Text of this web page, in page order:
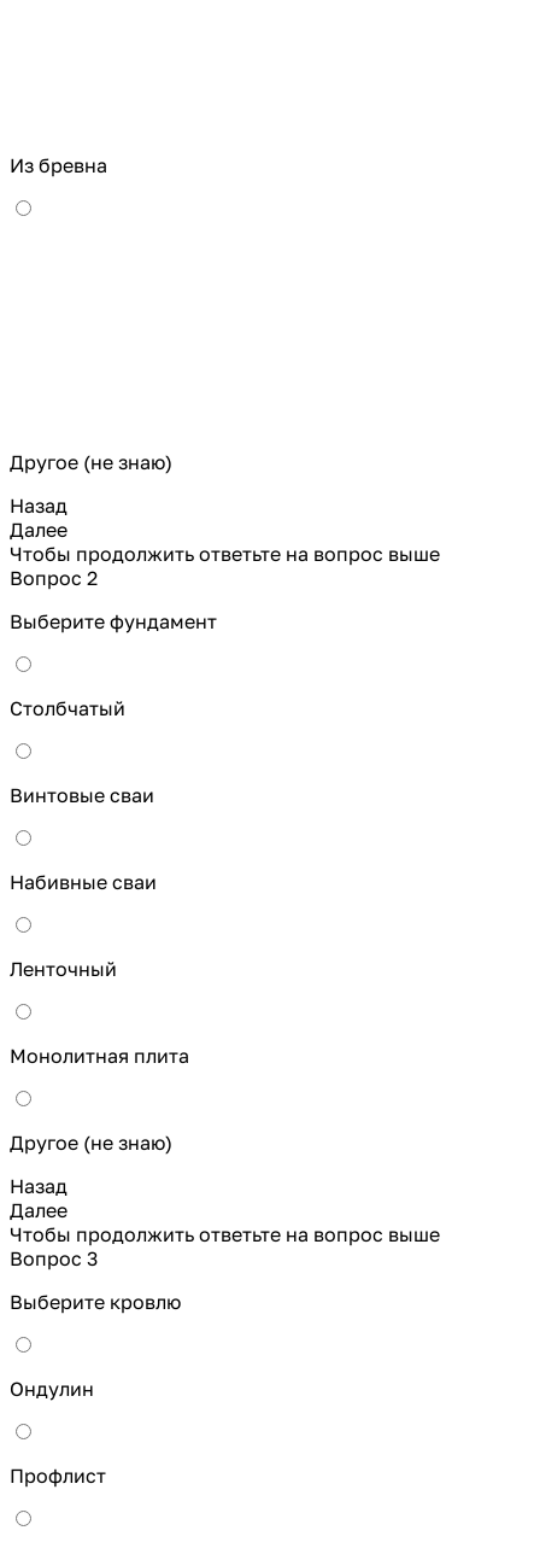
Из бревна
Другое (не знаю)
Назад
Далее
Чтобы продолжить ответьте на вопрос выше
Вопрос 2
Выберите фундамент
Столбчатый
Винтовые сваи
Набивные сваи
Ленточный
Монолитная плита
Другое (не знаю)
Назад
Далее
Чтобы продолжить ответьте на вопрос выше
Вопрос 3
Выберите кровлю
Ондулин
Профлист